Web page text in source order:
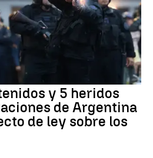
y 5 heridos
de Argentina
de ley sobre los